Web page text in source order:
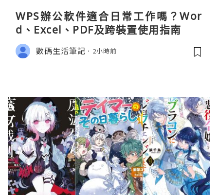
WPS辦公軟件適合日常工作嗎？Wor
d、Excel、PDF及跨裝置使用指南
數碼生活筆記 2小時前